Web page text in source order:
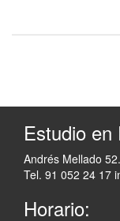
Estudio en
Andrés Mellado
Tel. 91 052 24 17
Horario: